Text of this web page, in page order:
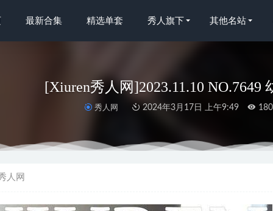
最新合集 精选单套 秀人旗下 其他名站
[Xiuren秀人网]2023.11.10 NO.7649
秀人网 2024年3月17日 上午9:49 180
人网
[Xiuren秀人网]2025.09.05 NO.10735 南乔[67P/596.52MB]